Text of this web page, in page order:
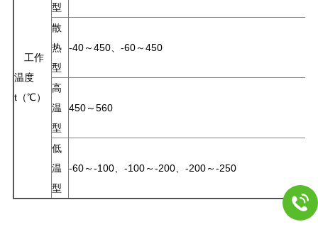
工作
温度
t（℃）
型
散
热
型
-40～450、-60～450
高
温
型
450～560
低
温
型
-60～-100、-100～-200、-200～-250